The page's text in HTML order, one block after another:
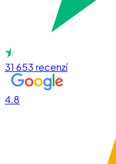
31 653 recenzí
4.8